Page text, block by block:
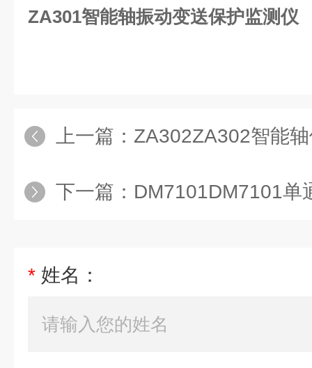
ZA301智能轴振动变送保护监测仪
上一篇： ZA302ZA302智能
下一篇： DM7101DM7101单
* 姓名：